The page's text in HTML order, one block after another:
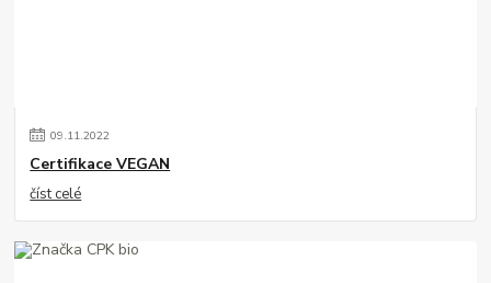
09.11.2022
Certifikace VEGAN
číst celé